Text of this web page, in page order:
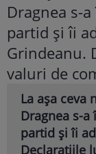
La așa ceva
Dragnea s-
partid și îi
Declarațiile